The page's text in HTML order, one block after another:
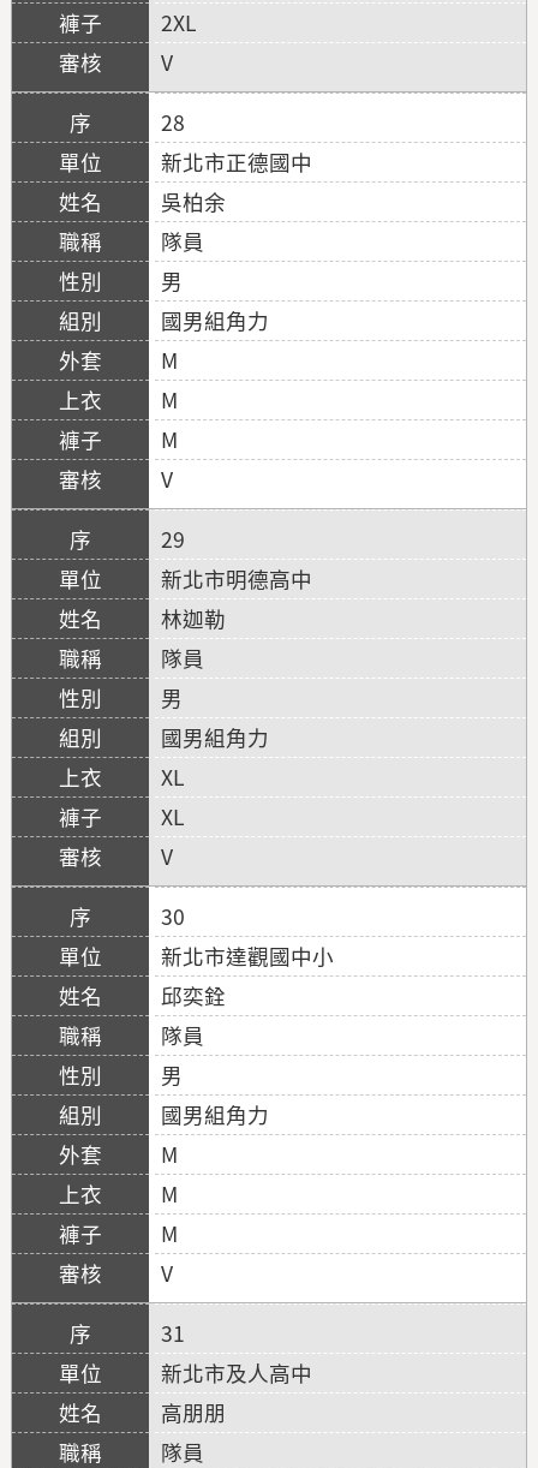
2XL
V
28
新北市正德國中
吳柏余
隊員
男
國男組角力
M
M
M
V
29
新北市明德高中
林迦勒
隊員
男
國男組角力
XL
XL
V
30
新北市達觀國中小
邱奕銓
隊員
男
國男組角力
M
M
M
V
31
新北市及人高中
高朋朋
隊員